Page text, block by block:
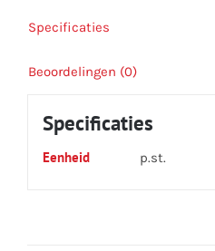
Specificaties
Beoordelingen (0)
Specificaties
Eenheid p.st.